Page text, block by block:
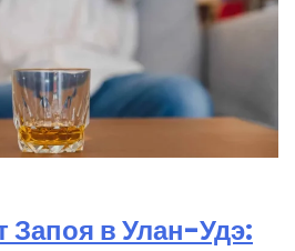
Запоя в Улан-Удэ: